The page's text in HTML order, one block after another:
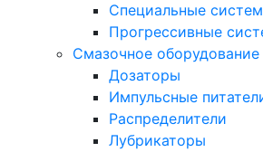
Специальные
Прогрессивные
Смазочное оборудование
Дозаторы
Импульсные
Распределители
Лубрикаторы